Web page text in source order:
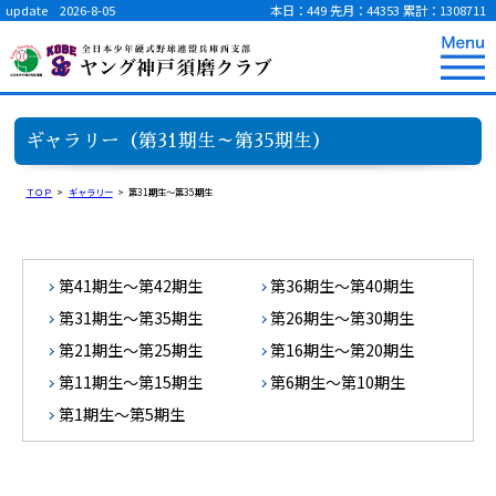
update 2026-8-05 本日：449 先月：44353 累計：1308711
ギャラリー（第31期生～第35期生）
ＴＯＰ > ギャラリー > 第31期生～第35期生
第41期生～第42期生
第36期生～第40期生
第31期生～第35期生
第26期生～第30期生
第21期生～第25期生
第16期生～第20期生
第11期生～第15期生
第6期生～第10期生
第1期生～第5期生